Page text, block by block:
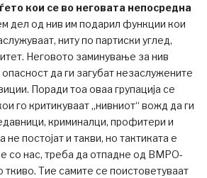
кои се во неговата непосредна
дел од нив им подарил функции кои
ниту по партиски углед,
Неговото заминување за нив
да ги загубат незаслужените
Поради тоа оваа групација се
го критикуваат „нивниот“ вожд да ги
криминалци, профитери и
постојат и такви, но тактиката е
е со нас, треба да отпадне од ВМРО-
Тие самите се поистоветуваат